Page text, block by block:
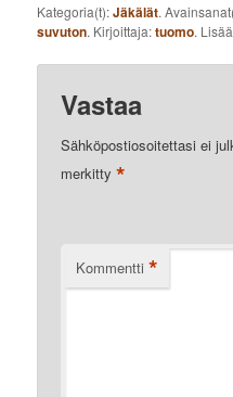
Kategoria(t):Jäkälät.
suvuton. Kirjoittaja:tuomo.
Vastaa
Sähköpostiosoitettasi ei
merkitty*
Kommentti *